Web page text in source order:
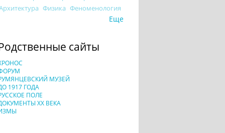
Физика Феноменология
Еще
сайты
МУЗЕЙ
1917 ГОДА
ПОЛЕ
XX ВЕКА